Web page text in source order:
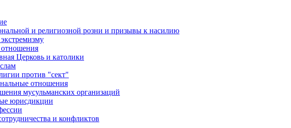
и религиозной розни и призывы к насилию
Церковь и католики
против "сект"
отношения
мусульманских организаций
юрисдикции
и конфликтов